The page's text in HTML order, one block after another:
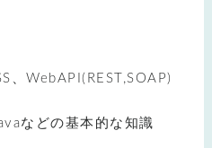
、WebAPI(REST,SOAP)
などの基本的な知識